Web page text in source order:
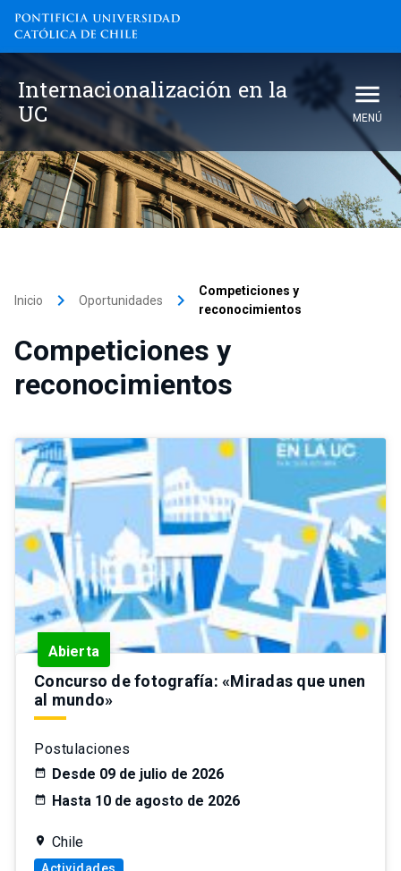
Internacionalización en la
UC
MENÚ
Inicio keyboard_arrow_right Oportunidades keyboard_arrow_right
Competiciones y
reconocimientos
Competiciones y
reconocimientos
Abierta
Concurso de fotografía: «Miradas que unen
al mundo»
Postulaciones
Desde 09 de julio de 2026
Hasta 10 de agosto de 2026
Chile